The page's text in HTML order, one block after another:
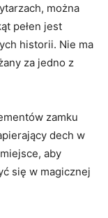
można
pełen jest
historii. Nie ma
za jedno z
zamku
dech w
aby
się w magicznej